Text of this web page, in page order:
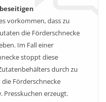
vorkommen, dass zu
die Förderschnecke
Im Fall einer
stoppt diese
durch zu
Förderschnecke
Presskuchen erzeugt.